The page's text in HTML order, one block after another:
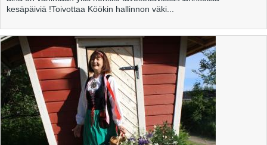
kesäpäiviä !Toivottaa Köökin hallinnon väki...